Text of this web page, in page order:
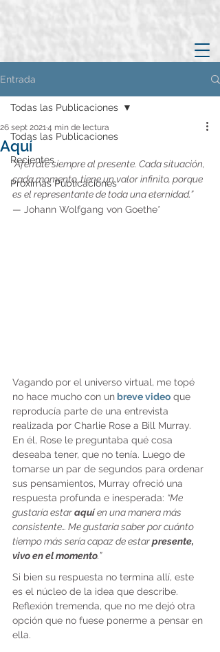
Entrada
Todas las Publicaciones
Recientes
Próximas Publicaciones
Todas las Publicaciones
Aquí
26 sept 20214 min de lectura
“Aférrate siempre al presente. Cada situación,
cada momento, tiene un valor infinito, porque
es el representante de toda una eternidad.”
— Johann Wolfgang von Goethe*
Vagando por el universo virtual, me topé
no hace mucho con un breve video que
reproducía parte de una entrevista
realizada por Charlie Rose a Bill Murray.
En él, Rose le preguntaba qué cosa
deseaba tener, que no tenía. Luego de
tomarse un par de segundos para ordenar
sus pensamientos, Murray ofreció una
respuesta profunda e inesperada: “Me
gustaría estar aquí en una manera más
consistente… Me gustaría saber por cuánto
tiempo más sería capaz de estar presente,
vivo en el momento.”
Si bien su respuesta no termina allí, este
es el núcleo de la idea que describe.
Reflexión tremenda, que no me dejó otra
opción que no fuese ponerme a pensar en
ella.